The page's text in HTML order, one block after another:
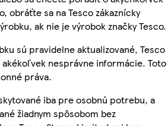
obráťte sa na Tesco zákaznícky
ak nie je výrobok značky Tesco.
sú pravidelne aktualizované, Tesco
nesprávne informácie. Toto
práva.
iba pre osobnú potrebu, a
žiadnym spôsobom bez